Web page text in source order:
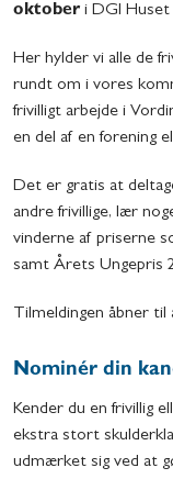
oktober i DGI Huset
Her hylder vi alle de
rundt om i vores
frivilligt arbejde i
en del af en forening
Det er gratis at
andre frivillige, lær
vinderne af priserne
samt Årets Ungepris
Tilmeldingen åbner til
Nominér din
Kender du en frivillig
ekstra stort
udmærket sig ved at